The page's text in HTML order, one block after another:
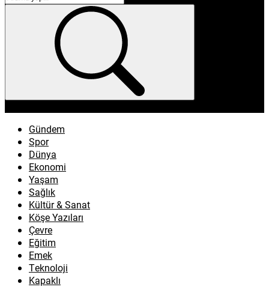
Gündem
Spor
Dünya
Ekonomi
Yaşam
Sağlık
Kültür & Sanat
Köşe Yazıları
Çevre
Eğitim
Emek
Teknoloji
Kapaklı